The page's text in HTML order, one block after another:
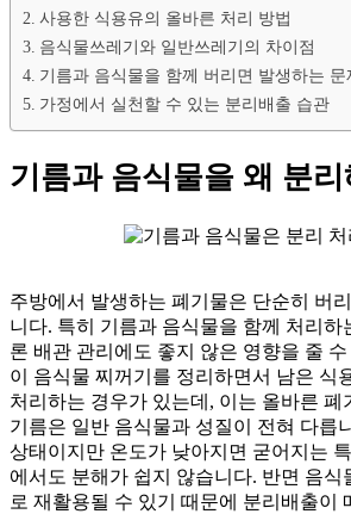
사용한 식용유의 올바른 처리 방법
음식물쓰레기와 일반쓰레기의 차이점
기름과 음식물을 함께 버리면 발생하는 문
가정에서 실천할 수 있는 분리배출 습관
기름과 음식물을 왜 분
주방에서 발생하는 폐기물은 단순히 버
니다. 특히 기름과 음식물을 함께 처리하
론 배관 관리에도 좋지 않은 영향을 줄
이 음식물 찌꺼기를 정리하면서 남은 식
처리하는 경우가 있는데, 이는 올바른 폐
기름은 일반 음식물과 성질이 전혀 다릅
상태이지만 온도가 낮아지면 굳어지는
에서도 분해가 쉽지 않습니다. 반면 음
로 재활용될 수 있기 때문에 분리배출이